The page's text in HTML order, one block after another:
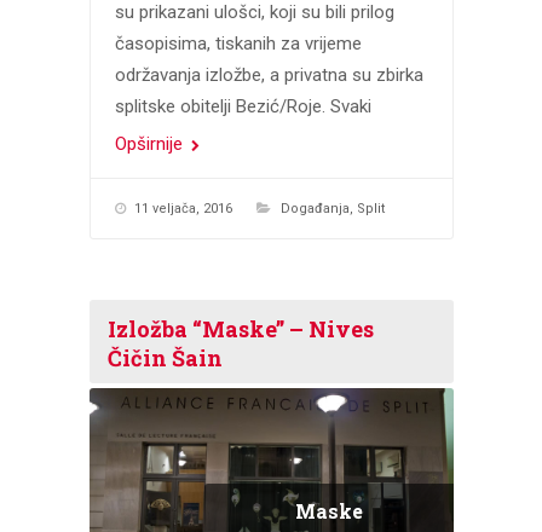
su prikazani ulošci, koji su bili prilog
časopisima, tiskanih za vrijeme
održavanja izložbe, a privatna su zbirka
splitske obitelji Bezić/Roje. Svaki
Opširnije
11 veljača, 2016 Događanja, Split
Izložba “Maske” – Nives
Čičin Šain
Maske